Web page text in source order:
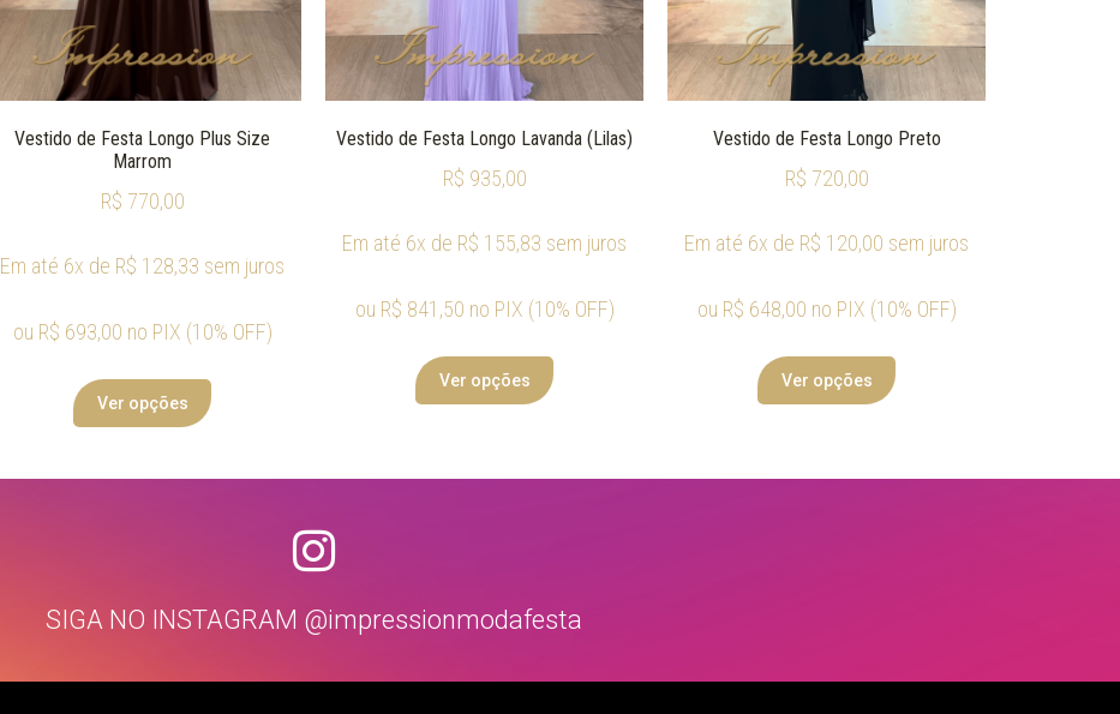
Vestido de Festa Longo Plus Size
Marrom
R$ 770,00
Em até 6x de R$ 128,33 sem juros
ou R$ 693,00 no PIX (10% OFF)
Ver opções
Vestido de Festa Longo Lavanda (Lilas)
R$ 935,00
Em até 6x de R$ 155,83 sem juros
ou R$ 841,50 no PIX (10% OFF)
Ver opções
Vestido de Festa Longo Preto
R$ 720,00
Em até 6x de R$ 120,00 sem juros
ou R$ 648,00 no PIX (10% OFF)
Ver opções
SIGA NO INSTAGRAM @impressionmodafesta